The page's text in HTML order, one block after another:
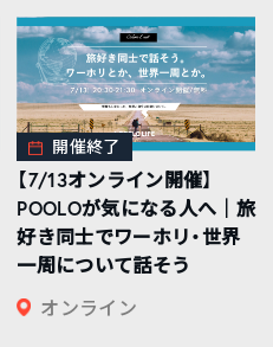
開催終了
【7/13オンライン開催】
POOLOが気になる人へ｜旅
好き同士でワーホリ・世界
一周について話そう
オンライン